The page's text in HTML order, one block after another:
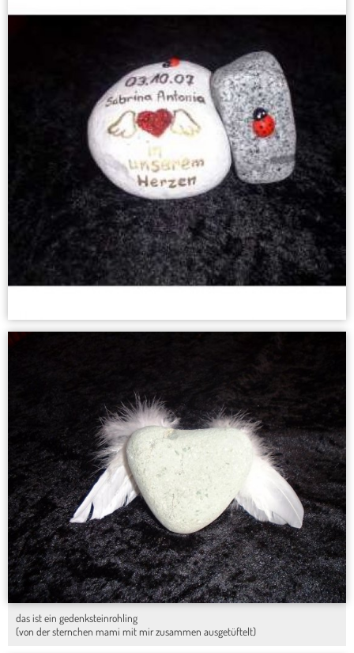
das ist ein gedenksteinrohling
(von der sternchen mami mit mir zusammen ausgetüftelt)